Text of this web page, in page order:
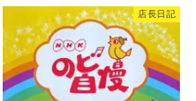
店長日記